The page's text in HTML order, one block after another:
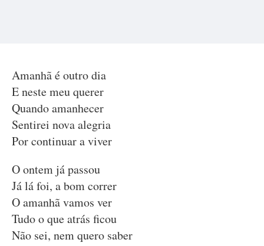
Amanhã é outro dia
E neste meu querer
Quando amanhecer
Sentirei nova alegria
Por continuar a viver
O ontem já passou
Já lá foi, a bom correr
O amanhã vamos ver
Tudo o que atrás ficou
Não sei, nem quero saber